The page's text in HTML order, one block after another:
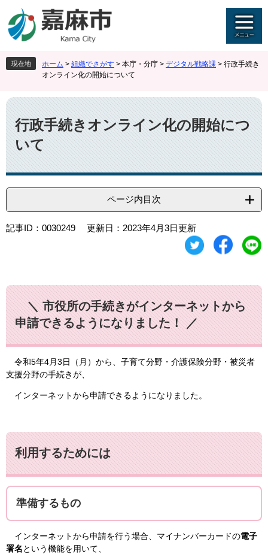
ジ
先
頭
。
ュ
を
飛
て
本
文
へ
現在地 ホーム > 組織でさがす > 本庁・分庁 > デジタル戦略課 > 行政手続き
オンライン化の開始について
本
文
行政手続きオンライン化の開始につ
いて
ページ内目次
記事ID：0030249 更新日：2023年4月3日更新
＼ 市役所の手続きがインターネットから
申請できるようになりました！ ／
令和5年4月3日（月）から、子育て分野・介護保険分野・被災者
支援分野の手続きが、
インターネットから申請できるようになりました。
利用するためには
準備するもの
インターネットから申請を行う場合、マイナンバーカードの電子
署名という機能を用いて、